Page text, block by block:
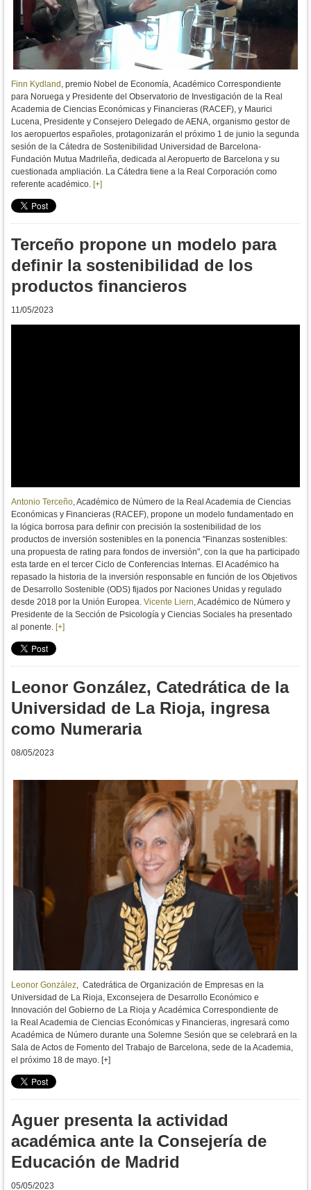
Finn Kydland , premio Nobel de Economía, Académico Correspondiente
para Noruega y Presidente del Observatorio de Investigación de la Real
Academia de Ciencias Económicas y Financieras (RACEF), y Maurici
Lucena, Presidente y Consejero Delegado de AENA, organismo gestor de
los aeropuertos españoles, protagonizarán el próximo 1 de junio la segunda
sesión de la Cátedra de Sostenibilidad Universidad de Barcelona-
Fundación Mutua Madrileña, dedicada al Aeropuerto de Barcelona y su
cuestionada ampliación. La Cátedra tiene a la Real Corporación como
referente académico. [+]
Terceño propone un modelo para
definir la sostenibilidad de los
productos financieros
11/05/2023
Antonio Terceño, Académico de Número de la Real Academia de Ciencias
Económicas y Financieras (RACEF), propone un modelo fundamentado en
la lógica borrosa para definir con precisión la sostenibilidad de los
productos de inversión sostenibles en la ponencia "Finanzas sostenibles:
una propuesta de rating para fondos de inversión", con la que ha participado
esta tarde en el tercer Ciclo de Conferencias Internas. El Académico ha
repasado la historia de la inversión responsable en función de los Objetivos
de Desarrollo Sostenible (ODS) fijados por Naciones Unidas y regulado
desde 2018 por la Unión Europea. Vicente Liern, Académico de Número y
Presidente de la Sección de Psicología y Ciencias Sociales ha presentado
al ponente. [+]
Leonor González, Catedrática de la
Universidad de La Rioja, ingresa
como Numeraria
08/05/2023
Leonor González, Catedrática de Organización de Empresas en la
Universidad de La Rioja, Exconsejera de Desarrollo Económico e
Innovación del Gobierno de La Rioja y Académica Correspondiente de
la Real Academia de Ciencias Económicas y Financieras, ingresará como
Académica de Número durante una Solemne Sesión que se celebrará en la
Sala de Actos de Fomento del Trabajo de Barcelona, sede de la Academia,
el próximo 18 de mayo. [+]
Aguer presenta la actividad
académica ante la Consejería de
Educación de Madrid
05/05/2023